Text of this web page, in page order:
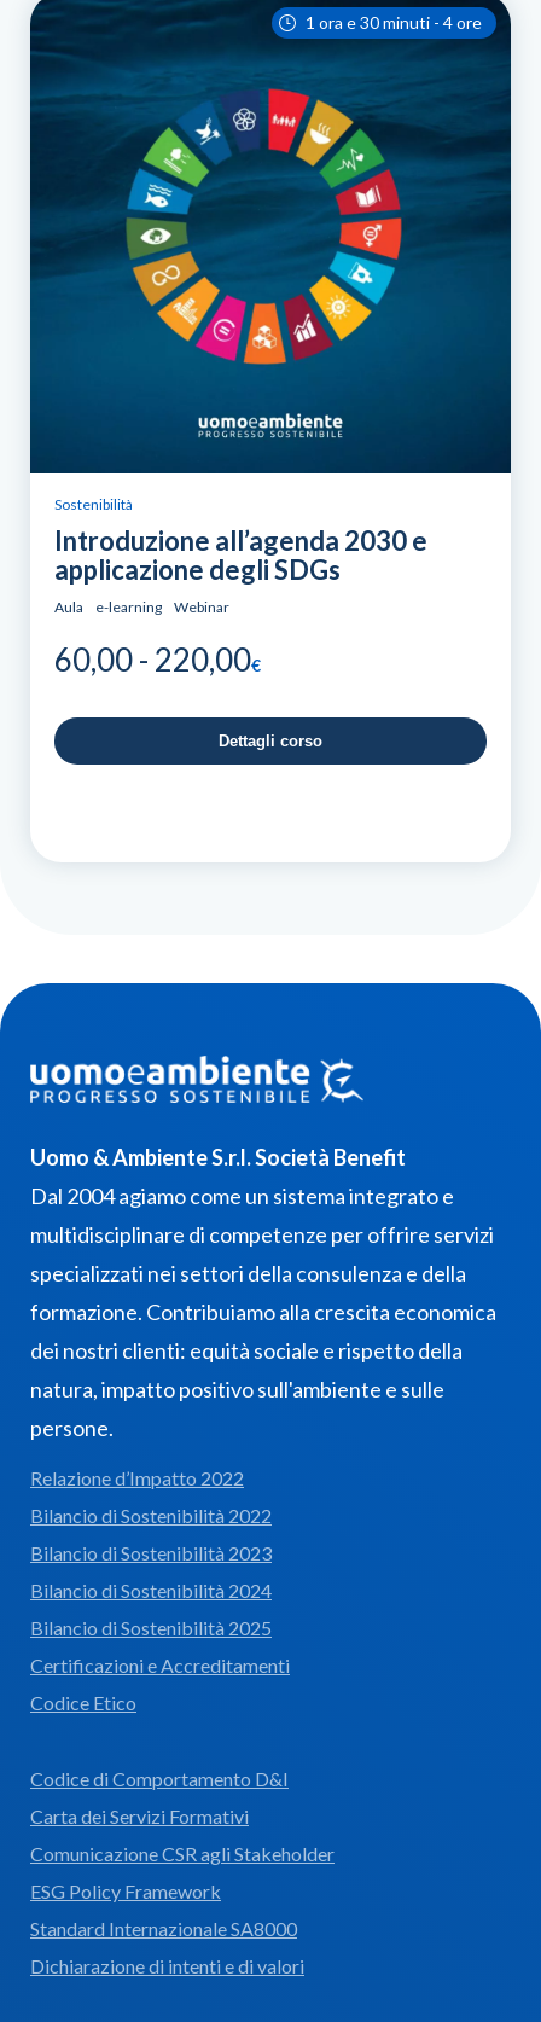
Sostenibilità
Introduzione all’agenda 2030 e
applicazione degli SDGs
Aula e-learning Webinar
1 ora e 30 minuti - 4 ore
60,00- 220,00Fascia
prezzo:
da
€
Dettagli corso
Uomo & Ambiente S.r.l. Società Benefit
Dal 2004 agiamo come un sistema integrato e
multidisciplinare di competenze per offrire servizi
specializzati nei settori della consulenza e della
formazione. Contribuiamo alla crescita economica
dei nostri clienti: equità sociale e rispetto della
natura, impatto positivo sull'ambiente e sulle
persone.
Relazione d’Impatto 2022
Bilancio di Sostenibilità 2022
Bilancio di Sostenibilità 2023
Bilancio di Sostenibilità 2024
Bilancio di Sostenibilità 2025
Certificazioni e Accreditamenti
Codice Etico
Codice di Comportamento D&I
Carta dei Servizi Formativi
Comunicazione CSR agli Stakeholder
ESG Policy Framework
Standard Internazionale SA8000
Dichiarazione di intenti e di valori